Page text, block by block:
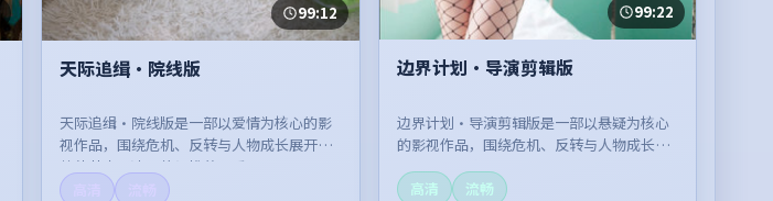
99:12
天际追缉·院线版
天际追缉·院线版是一部以爱情为核心的影
视作品，围绕危机、反转与人物成长展开，
整体节奏紧凑，值得推荐观看。
99:22
边界计划·导演剪辑版
边界计划·导演剪辑版是一部以悬疑为核心
的影视作品，围绕危机、反转与人物成长展
高清
流畅